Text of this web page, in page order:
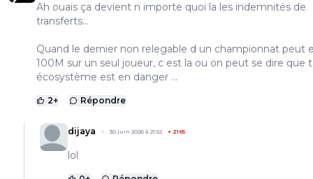
Ah ouais ça devient n importe quoi la les indemnités de
transferts...
Quand le dernier non relegable d un championnat peut
100M sur un seul joueur, c est la ou on peut se dire que
écosystème est en danger ...
2+ Répondre
dijaya 30 juin 2026 à 21:52 + 2165
lol